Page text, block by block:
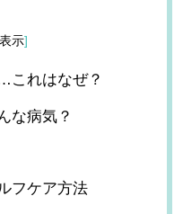
示]
これはなぜ？
な病気？
フケア方法